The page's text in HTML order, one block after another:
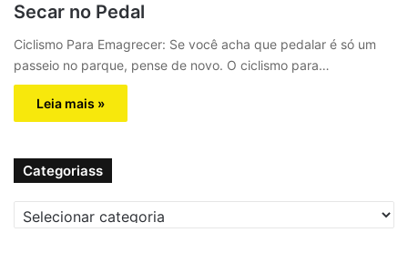
Secar no Pedal
Ciclismo Para Emagrecer: Se você acha que pedalar é só um
passeio no parque, pense de novo. O ciclismo para…
Leia mais »
Categoriass
a